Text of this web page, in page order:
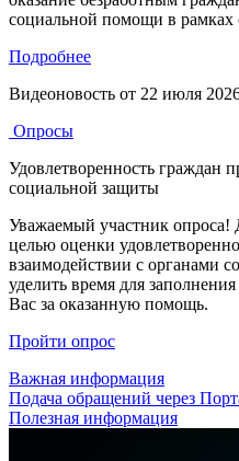
социальной помощи в рамках
Подробнее
Видеоновость от 22 июля
Опросы
Удовлетворенность граждан
социальной защиты
Уважаемый участник опроса!
целью оценки
взаимодействии с органами
уделить время для
Вас за оказанную помощь.
Пройти опрос
Важная информация
Подача обращений через
Полезная информация